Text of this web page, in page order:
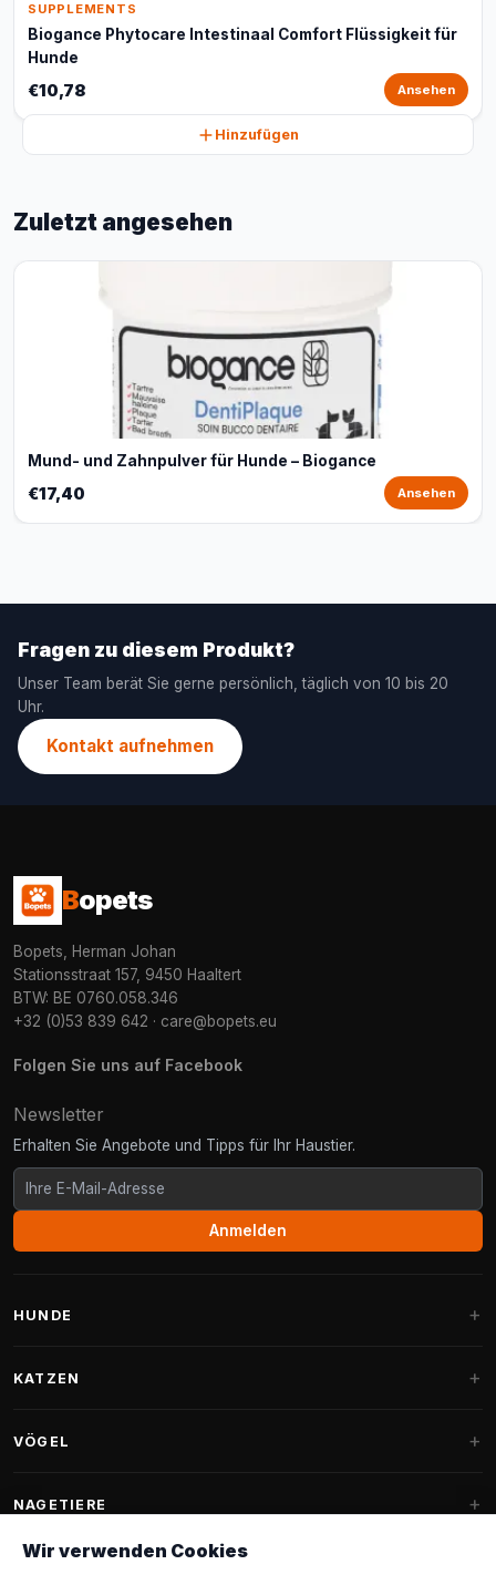
SUPPLEMENTS
Biogance Phytocare Intestinaal Comfort Flüssigkeit für
Hunde
€10,78 Ansehen
Hinzufügen
Zuletzt angesehen
Mund- und Zahnpulver für Hunde – Biogance
€17,40 Ansehen
Fragen zu diesem Produkt?
Unser Team berät Sie gerne persönlich, täglich von 10 bis 20
Uhr.
Kontakt aufnehmen
Bopets
Bopets, Herman Johan
Stationsstraat 157, 9450 Haaltert
BTW: BE 0760.058.346
+32 (0)53 839 642 · care@bopets.eu
Folgen Sie uns auf Facebook
Newsletter
Erhalten Sie Angebote und Tipps für Ihr Haustier.
Anmelden
HUNDE
Fantail Hundebetten
KATZEN
Kratzbäume
Kratzbäume für Maine Coon
Kratzbaum-Ersatzteile
VÖGEL
NAGETIERE
Kaninchenfutter
Wir verwenden Cookies